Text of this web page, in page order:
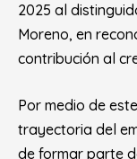
2025 al
Moreno, en
contribución al
Por medio de
trayectoria del
de formar parte